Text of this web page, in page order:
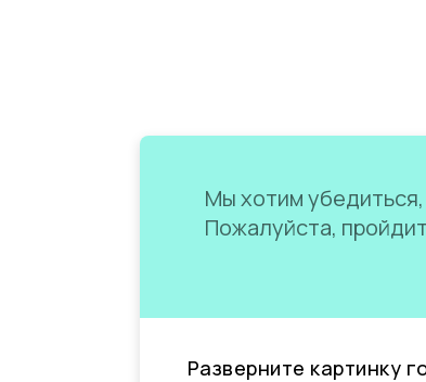
Мы хотим
Пожалуйста,
Разверните картинку